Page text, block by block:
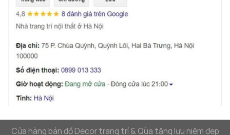
Cửa hàng bán đồ Decor trang trí & Qùa tặng lưu niệm đep